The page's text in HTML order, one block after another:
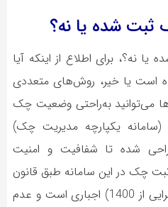
ثبت شده یا نه؟
نه؟، برای اطلاع از اینکه آیا
است یا خیر، روش‌های متعددی
می‌توانید به‌راحتی وضعیت چک
(سامانه یکپارچه مدیریت چک)
شده تا شفافیت و امنیت
چک در این سامانه طبق قانون
جدید چک (مصوب 1397 و اجرایی از 1400) اجباری است و عدم